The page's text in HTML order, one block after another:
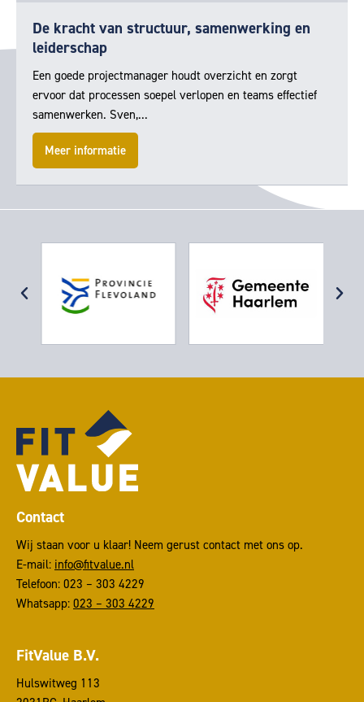
De kracht van structuur, samenwerking en
leiderschap
Een goede projectmanager houdt overzicht en zorgt
ervoor dat processen soepel verlopen en teams effectief
samenwerken. Sven,...
Meer informatie
Contact
Wij staan voor u klaar! Neem gerust contact met ons op.
E-mail: info@fitvalue.nl
Telefoon: 023 – 303 4229
Whatsapp: 023 – 303 4229
FitValue B.V.
Hulswitweg 113